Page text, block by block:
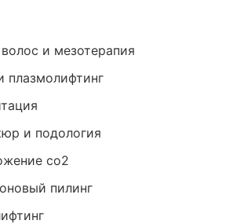
и мезотерапия
плазмолифтинг
и подология
co2
пилинг